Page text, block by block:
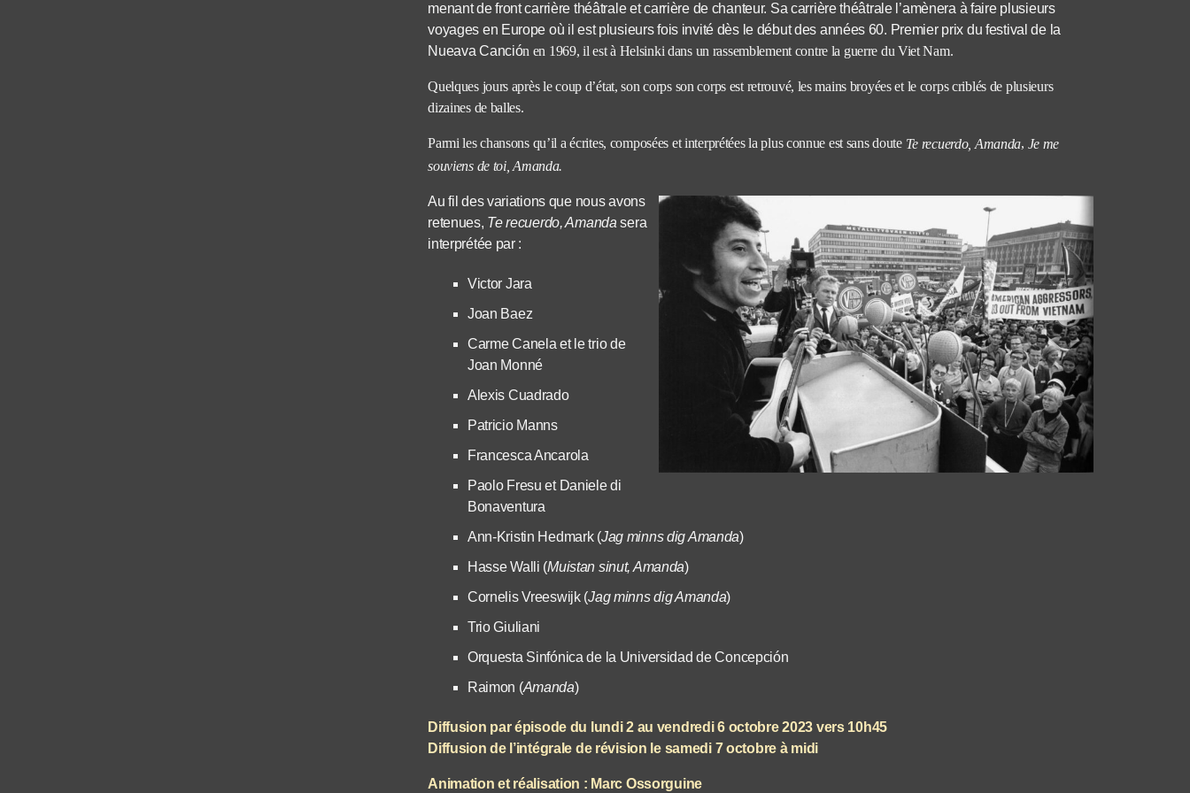
menant de front carrière théâtrale et carrière de chanteur. Sa carrière théâtrale l’amènera à faire plusieurs
voyages en Europe où il est plusieurs fois invité dès le début des années 60. Premier prix du festival de la
Nueava Canción en 1969,il est à Helsinki dans un rassemblement contre la guerre du Viet Nam.
Quelques jours après le coup d’état, son corps son corps est retrouvé, les mains broyées et le corps criblés de plusieurs
dizaines de balles.
Parmi les chansons qu’il a écrites, composées et interprétées la plus connue est sans doute Te recuerdo, Amanda, Je me
souviens de toi, Amanda.
Au fil des variations que nous avons
retenues, Te recuerdo, Amanda sera
interprétée par :
Victor Jara
Joan Baez
Carme Canela et le trio de
Joan Monné
Alexis Cuadrado
Patricio Manns
Francesca Ancarola
Paolo Fresu et Daniele di
Bonaventura
Ann-Kristin Hedmark (Jag minns dig Amanda)
Hasse Walli (Muistan sinut, Amanda)
Cornelis Vreeswijk (Jag minns dig Amanda)
Trio Giuliani
Orquesta Sinfónica de la Universidad de Concepción
Raimon (Amanda)
Diffusion par épisode du lundi 2 au vendredi 6 octobre 2023 vers 10h45
Diffusion de l’intégrale de révision le samedi 7 octobre à midi
Animation et réalisation : Marc Ossorguine